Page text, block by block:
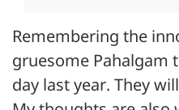
Remembering the
gruesome Pahalgam
day last year. They